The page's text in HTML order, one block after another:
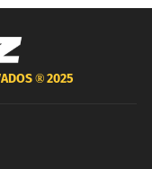
®2025